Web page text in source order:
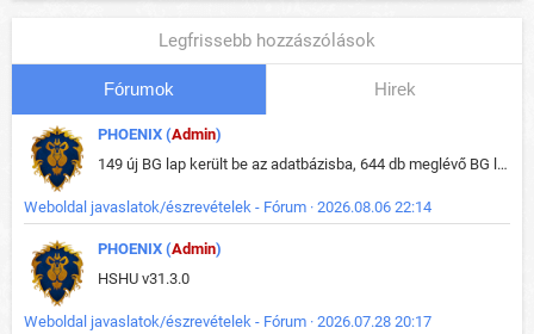
Legfrissebb hozzászólások
Fórumok Hirek
PHOENIX (Admin)
149 új BG lap került be az adatbázisba, 644 db meglévő BG lap módosult, bekerültek az új képek a megváltozott lapokhoz is.
Weboldal javaslatok/észrevételek - Fórum · 2026.08.06 22:14
PHOENIX (Admin)
HSHU v31.3.0
Weboldal javaslatok/észrevételek - Fórum · 2026.07.28 20:17